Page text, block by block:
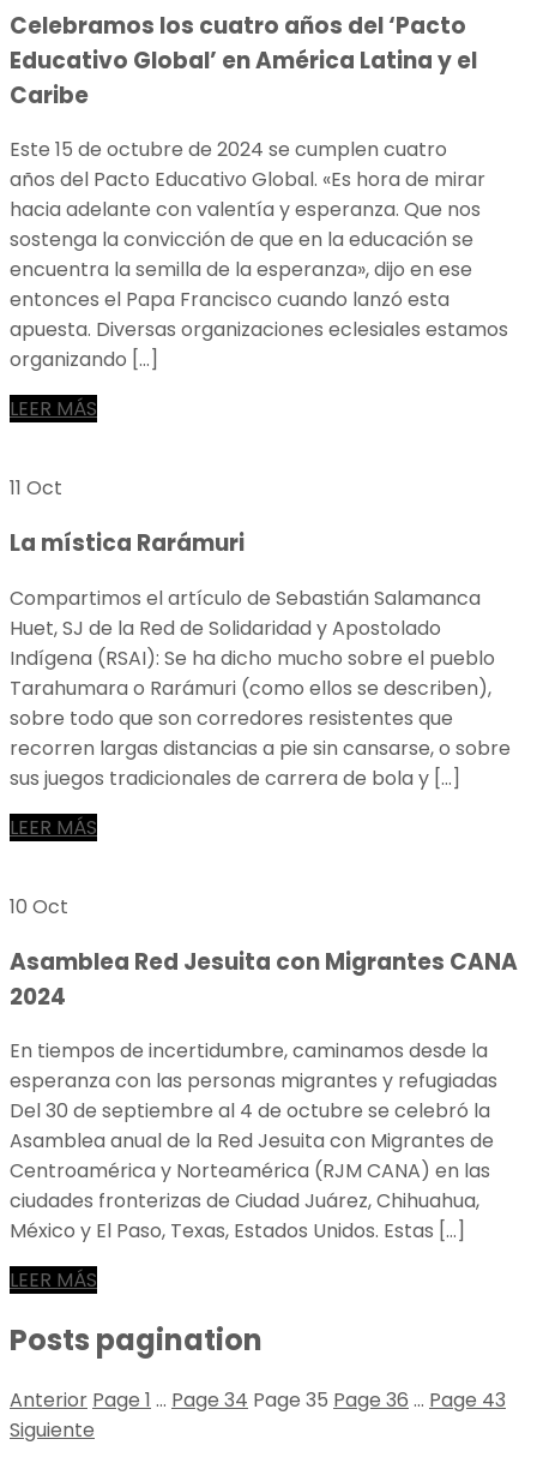
Celebramos los cuatro años del ‘Pacto
Educativo Global’ en América Latina y el
Caribe
Este 15 de octubre de 2024 se cumplen cuatro
años del Pacto Educativo Global. «Es hora de mirar
hacia adelante con valentía y esperanza. Que nos
sostenga la convicción de que en la educación se
encuentra la semilla de la esperanza», dijo en ese
entonces el Papa Francisco cuando lanzó esta
apuesta. Diversas organizaciones eclesiales estamos
organizando […]
LEER MÁS
11 Oct
La mística Rarámuri
Compartimos el artículo de Sebastián Salamanca
Huet, SJ de la Red de Solidaridad y Apostolado
Indígena (RSAI): Se ha dicho mucho sobre el pueblo
Tarahumara o Rarámuri (como ellos se describen),
sobre todo que son corredores resistentes que
recorren largas distancias a pie sin cansarse, o sobre
sus juegos tradicionales de carrera de bola y […]
LEER MÁS
10 Oct
Asamblea Red Jesuita con Migrantes CANA
2024
En tiempos de incertidumbre, caminamos desde la
esperanza con las personas migrantes y refugiadas
Del 30 de septiembre al 4 de octubre se celebró la
Asamblea anual de la Red Jesuita con Migrantes de
Centroamérica y Norteamérica (RJM CANA) en las
ciudades fronterizas de Ciudad Juárez, Chihuahua,
México y El Paso, Texas, Estados Unidos. Estas […]
LEER MÁS
Posts pagination
Anterior Page 1 … Page 34 Page 35 Page 36 … Page 43
Siguiente